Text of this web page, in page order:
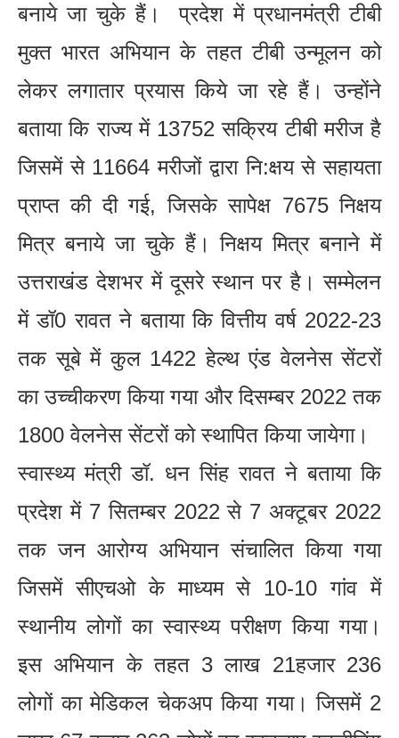
बनाये जा चुके हैं। प्रदेश में प्रधानमंत्री टीबी
मुक्त भारत अभियान के तहत टीबी उन्मूलन को
लेकर लगातार प्रयास किये जा रहे हैं। उन्होंने
बताया कि राज्य में 13752 सक्रिय टीबी मरीज है
जिसमें से 11664 मरीजों द्वारा नि:क्षय से सहायता
प्राप्त की दी गई, जिसके सापेक्ष 7675 निक्षय
मित्र बनाये जा चुके हैं। निक्षय मित्र बनाने में
उत्तराखंड देशभर में दूसरे स्थान पर है। सम्मेलन
में डॉ0 रावत ने बताया कि वित्तीय वर्ष 2022-23
तक सूबे में कुल 1422 हेल्थ एंड वेलनेस सेंटरों
का उच्चीकरण किया गया और दिसम्बर 2022 तक
1800 वेलनेस सेंटरों को स्थापित किया जायेगा।
स्वास्थ्य मंत्री डॉ. धन सिंह रावत ने बताया कि
प्रदेश में 7 सितम्बर 2022 से 7 अक्टूबर 2022
तक जन आरोग्य अभियान संचालित किया गया
जिसमें सीएचओ के माध्यम से 10-10 गांव में
स्थानीय लोगों का स्वास्थ्य परीक्षण किया गया।
इस अभियान के तहत 3 लाख 21हजार 236
लोगों का मेडिकल चेकअप किया गया। जिसमें 2